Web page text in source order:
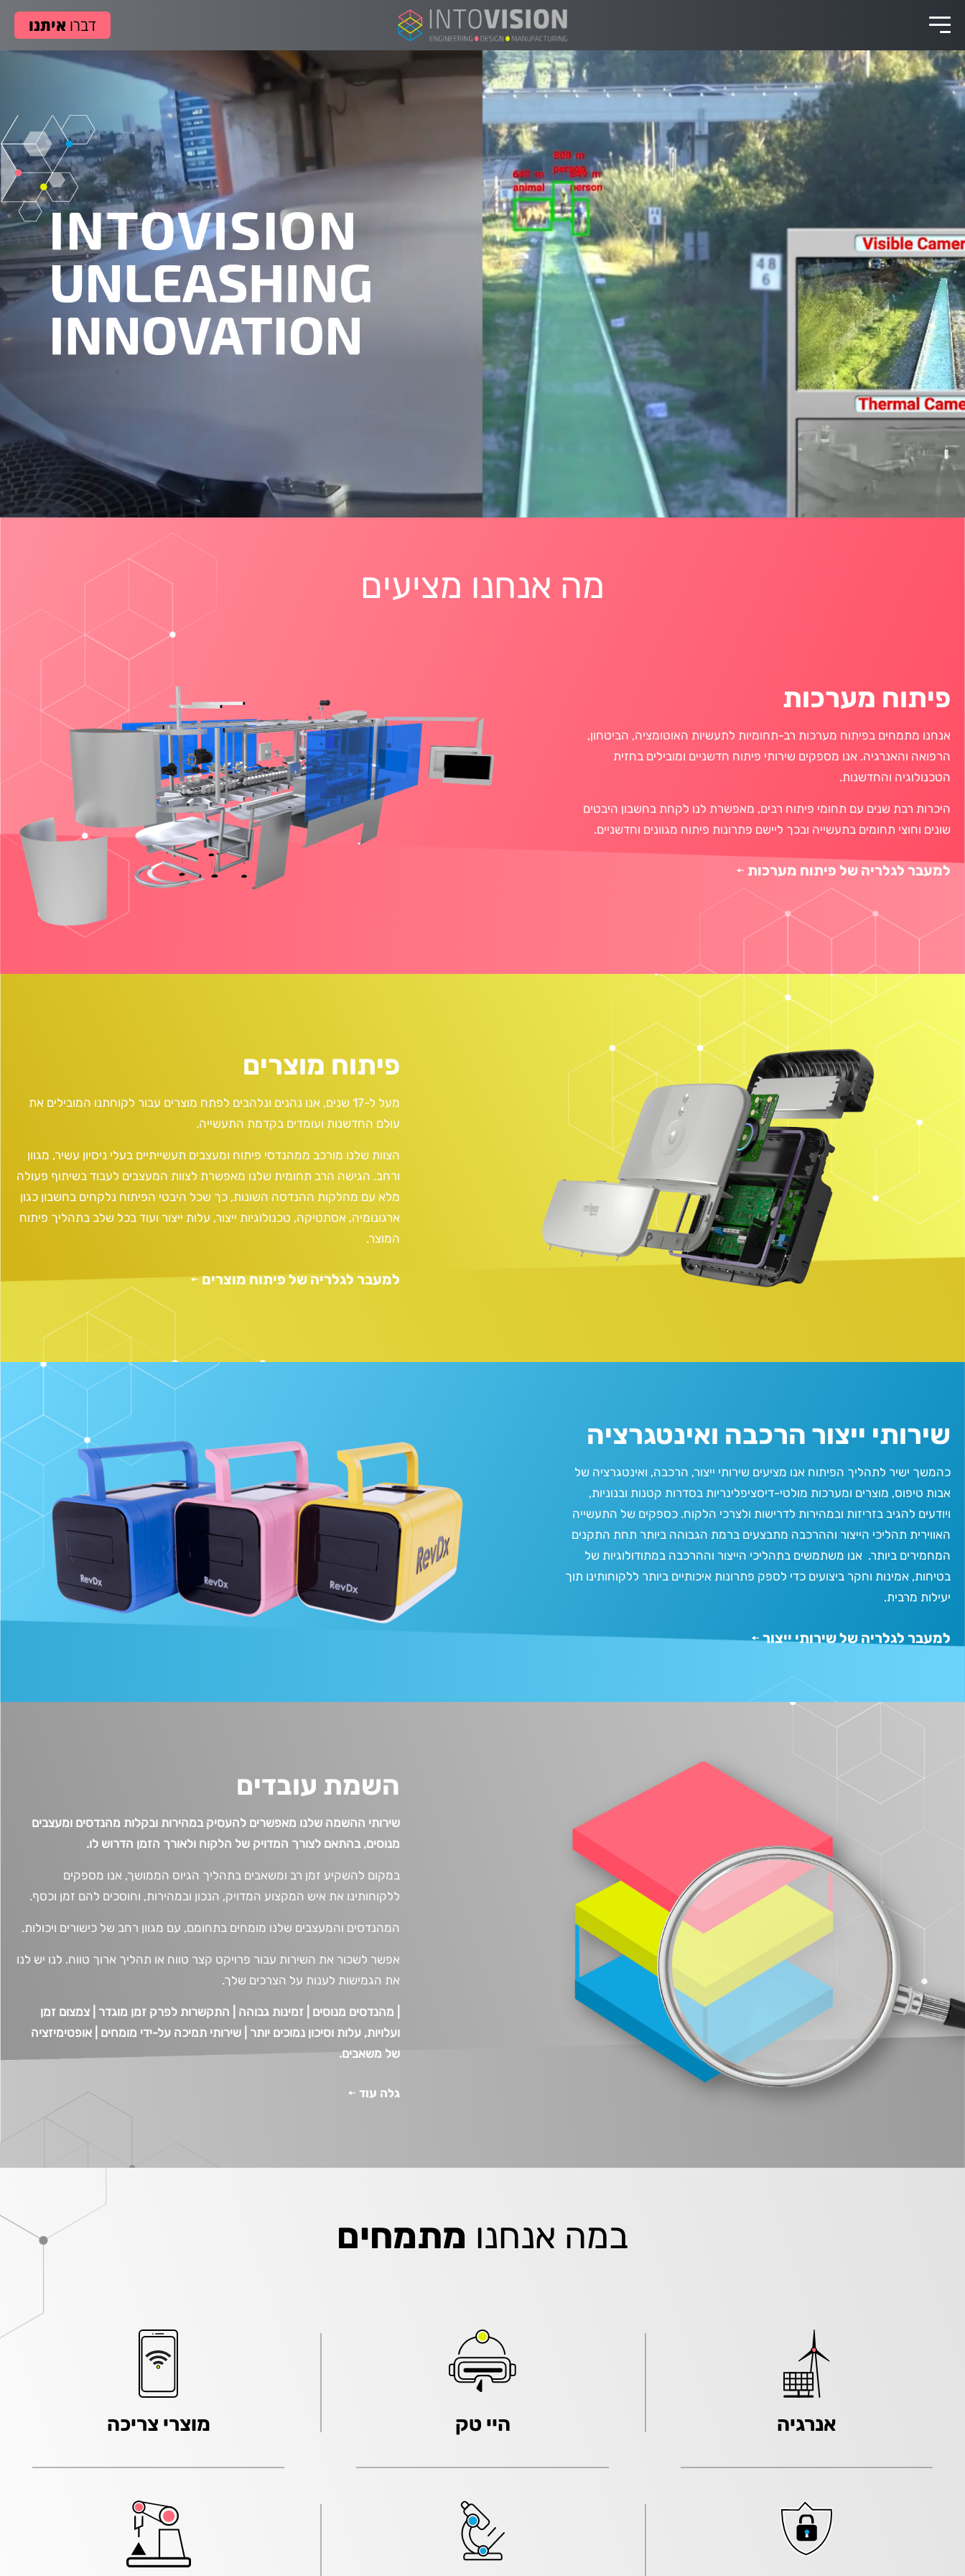
דברו איתנו
מה אנחנו מציעים
פיתוח מערכות
אנחנו מתמחים בפיתוח מערכות רב-תחומיות לתעשיות האוטומציה, הביטחון,
הרפואה והאנרגיה. אנו מספקים שירותי פיתוח חדשניים ומובילים בחזית
הטכנולוגיה והחדשנות.
היכרות רבת שנים עם תחומי פיתוח רבים, מאפשרת לנו לקחת בחשבון היבטים
שונים וחוצי תחומים בתעשייה ובכך ליישם פתרונות פיתוח מגוונים וחדשניים.
למעבר לגלריה של פיתוח מערכות
פיתוח מוצרים
מעל ל-17
שנים, אנו נהנים ונלהבים לפתח מוצרים עבור לקוחתנו המובילים את
עולם החדשנות ועומדים בקדמת התעשייה.
הצוות שלנו מורכב ממהנדסי פיתוח ומעצבים תעשייתיים בעלי ניסיון עשיר, מגוון
ורחב. הגישה הרב תחומית שלנו מאפשרת לצוות המעצבים לעבוד בשיתוף פעולה
מלא עם מחלקות ההנדסה השונות, כך שכל היבטי הפיתוח נלקחים בחשבון כגון
ארגונומיה, אסתטיקה, טכנולוגיות ייצור, עלות ייצור ועודבכל שלב בתהליך פיתוח
המוצר.
למעבר לגלריה של פיתוח מוצרים
שירותי ייצור הרכבה ואינטגרציה
כהמשך ישיר לתהליך הפיתוח אנו מציעים שירותי ייצור, הרכבה, ואינטגרציה של
אבות טיפוס, מוצרים ומערכות מולטי-דיסציפלינריות בסדרות קטנות ובנוניות,
ויודעים להגיב בזריזות ובמהירות לדרישות ולצרכי הלקוח. כספקים של התעשייה
האווירית תהליכי הייצור וההרכבה מתבצעים ברמת הגבוהה ביותר תחת התקנים
המחמירים ביותר. אנו משתמשים בתהליכי הייצור וההרכבה במתודולוגיות של
בטיחות, אמינות וחקר ביצועים כדי לספק פתרונות איכותיים ביותר ללקוחותינו תוך
יעילות מרבית.
למעבר לגלריה של שירותי ייצור
השמת עובדים
שירותי ההשמה שלנו מאפשרים להעסיק במהירות ובקלות מהנדסים ומעצבים
מנוסים,בהתאם לצורך המדויק של הלקוח ולאורך הזמן הדרוש לו.
במקום להשקיע זמן רב ומשאבים בתהליך הגיוס הממושך, אנו מספקים
ללקוחותינו את איש המקצוע המדויק, הנכון ובמהירות, וחוסכים להם זמן וכסף.
המהנדסים והמעצבים שלנו מומחים בתחומם, עם מגוון רחב של כישורים ויכולות.
אפשר לשכור את השירות עבור פרויקט קצר טווח או תהליך ארוך טווח. לנו יש לנו
את הגמישות לענות על הצרכים שלך.
מהנדסים מנוסים זמינות גבוהה התקשרות לפרק זמן מוגדר צמצום זמן
ועלויות, עלות וסיכון נמוכים יותר | שירותי תמיכה על-ידי מומחים | אופטימיזציה
של משאבים.
גלה עוד
במה אנחנו מתמחים
אנרגיה היי טק מוצרי צריכה